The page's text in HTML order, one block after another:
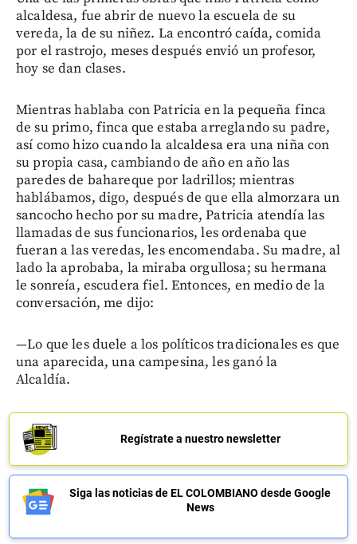
alcaldesa, fue abrir de nuevo la escuela de su
vereda, la de su niñez. La encontró caída, comida
por el rastrojo, meses después envió un profesor,
hoy se dan clases.
Mientras hablaba con Patricia en la pequeña finca
de su primo, finca que estaba arreglando su padre,
así como hizo cuando la alcaldesa era una niña con
su propia casa, cambiando de año en año las
paredes de bahareque por ladrillos; mientras
hablábamos, digo, después de que ella almorzara un
sancocho hecho por su madre, Patricia atendía las
llamadas de sus funcionarios, les ordenaba que
fueran a las veredas, les encomendaba. Su madre, al
lado la aprobaba, la miraba orgullosa; su hermana
le sonreía, escudera fiel. Entonces, en medio de la
conversación, me dijo:
—Lo que les duele a los políticos tradicionales es que
una aparecida, una campesina, les ganó la
Alcaldía.
Regístrate a nuestro newsletter
Siga las noticias de EL COLOMBIANO desde Google
News